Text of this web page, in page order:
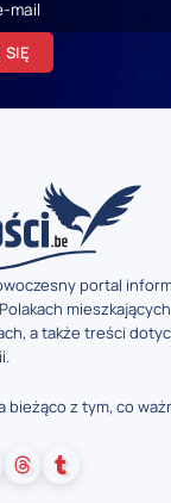
SIĘ
portal
a także treści
bieżąco z tym, co